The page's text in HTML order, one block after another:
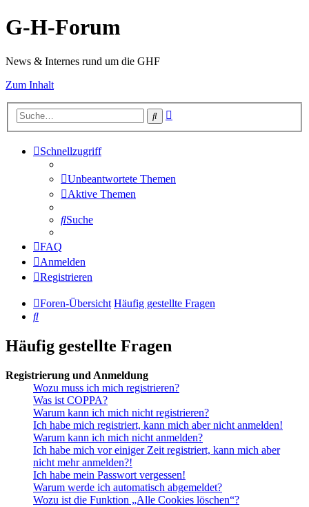
G-H-Forum
News & Internes rund um die GHF
Zum Inhalt
Suche
Schnellzugriff
Unbeantwortete Themen
Aktive Themen
Suche
FAQ
Anmelden
Registrieren
Foren-Übersicht Häufig gestellte Fragen
Suche
Häufig gestellte Fragen
Registrierung und Anmeldung
Wozu muss ich mich registrieren?
Was ist COPPA?
Warum kann ich mich nicht registrieren?
Ich habe mich registriert, kann mich aber nicht anmelden!
Warum kann ich mich nicht anmelden?
Ich habe mich vor einiger Zeit registriert, kann mich aber
nicht mehr anmelden?!
Ich habe mein Passwort vergessen!
Warum werde ich automatisch abgemeldet?
Wozu ist die Funktion „Alle Cookies löschen“?